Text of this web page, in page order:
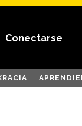
Conectarse